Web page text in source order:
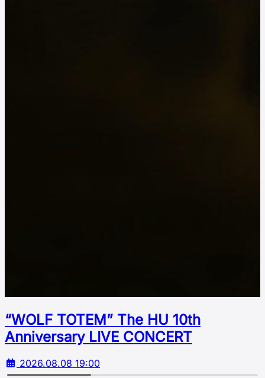
“WOLF TOTEM” The HU 10th
Аnniversary LIVE CONCERT
2026.08.08 19:00